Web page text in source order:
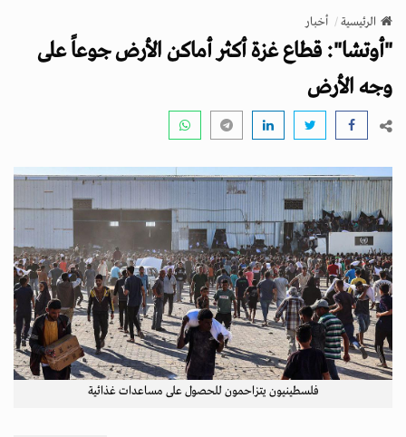
v
i
g
a
n
الرئيسية أخبار
"أوتشا": قطاع غزة أكثر أماكن الأرض جوعاً على
وجه الأرض
فلسطينيون يتزاحمون للحصول على مساعدات غذائية